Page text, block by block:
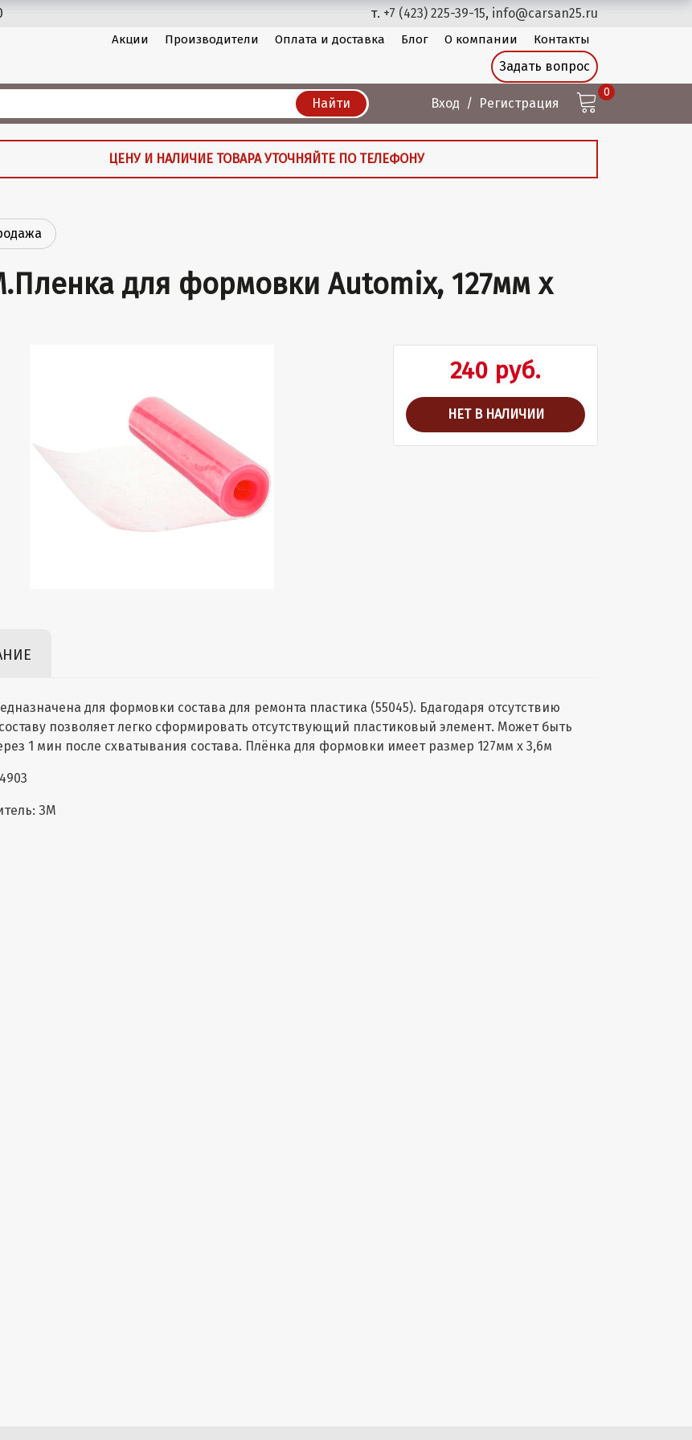
т. +7 (423) 225-39-15, info@carsan25.ru
Акции Производители Оплата и доставка Блог О компании Контакты
Задать вопрос
Найти Вход Регистрация
0
ЦЕНУ И НАЛИЧИЕ ТОВАРА УТОЧНЯЙТЕ ПО ТЕЛЕФОНУ
для формовки Automix, 127мм х
240 руб.
НЕТ В НАЛИЧИИ
для формовки состава для ремонта пластика (55045). Бдагодаря отсутствию
позволяет легко сформировать отсутствующий пластиковый элемент. Может быть
1 мин после схватывания состава. Плёнка для формовки имеет размер 127мм х 3,6м
ЗМ